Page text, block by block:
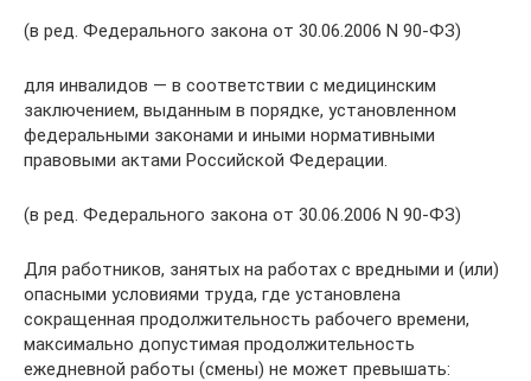
(в ред. Федерального закона от 30.06.2006 N 90-ФЗ)
для инвалидов — в соответствии с медицинским
заключением, выданным в порядке, установленном
федеральными законами и иными нормативными
правовыми актами Российской Федерации.
(в ред. Федерального закона от 30.06.2006 N 90-ФЗ)
Для работников, занятых на работах с вредными и (или)
опасными условиями труда, где установлена
сокращенная продолжительность рабочего времени,
максимально допустимая продолжительность
ежедневной работы (смены) не может превышать: